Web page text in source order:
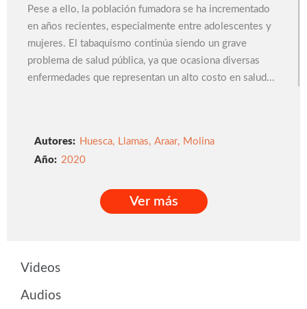
Pese a ello, la población fumadora se ha incrementado
en años recientes, especialmente entre adolescentes y
mujeres. El tabaquismo continúa siendo un grave
problema de salud pública, ya que ocasiona diversas
enfermedades que representan un alto costo en salud...
Autores: Huesca, Llamas, Araar, Molina
2020
Ver más
Videos
Audios